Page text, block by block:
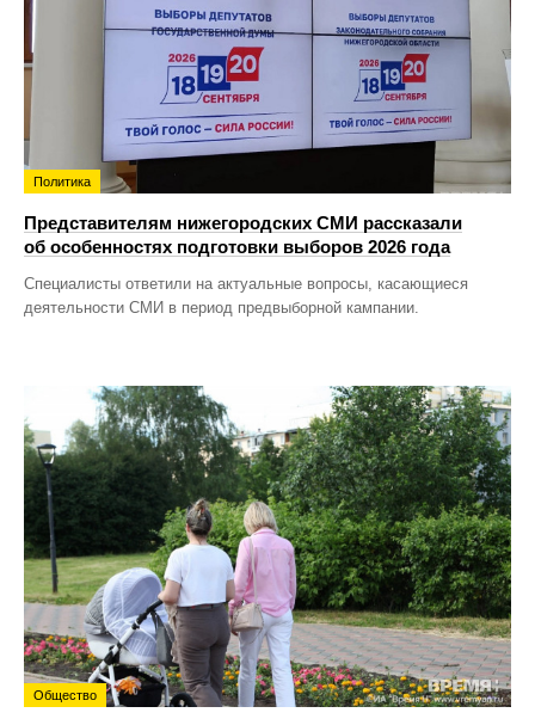
Политика
Представителям нижегородских СМИ рассказали
об особенностях подготовки выборов 2026 года
Специалисты ответили на актуальные вопросы, касающиеся
деятельности СМИ в период предвыборной кампании.
Общество